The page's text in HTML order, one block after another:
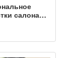
салона